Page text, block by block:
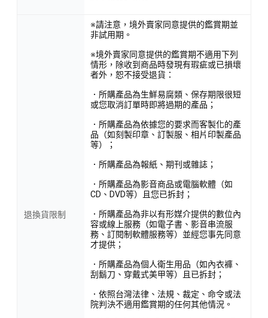
退換貨限制
※請注意，境外賣家同意提供的鑑賞期並
非試用期。
※境外賣家同意提供的鑑賞期不適用下列
情形，除收到商品時發現有瑕疵或已損壞
者外，恕不接受退貨：
．所購產品為生鮮易腐類、保存期限很短
或您取消訂單時即將過期的產品；
．所購產品為依據您的要求而客製化的產
品（如刻製印章、訂製服、相片印製產品
等）；
．所購產品為報紙、期刊或雜誌；
．所購產品為影音商品或電腦軟體（如
CD、DVD等）且您已拆封；
．所購產品為非以有形媒介提供的數位內
容或線上服務（如電子書、影音串流服
務、訂閱制軟體服務等）並經您事先同意
才提供；
．所購產品為個人衛生用品（如內衣褲、
刮鬍刀、穿戴式美甲等）且已拆封；
．依照台灣法律、法規、裁定、命令或法
院判決不適用鑑賞期的任何其他情況。